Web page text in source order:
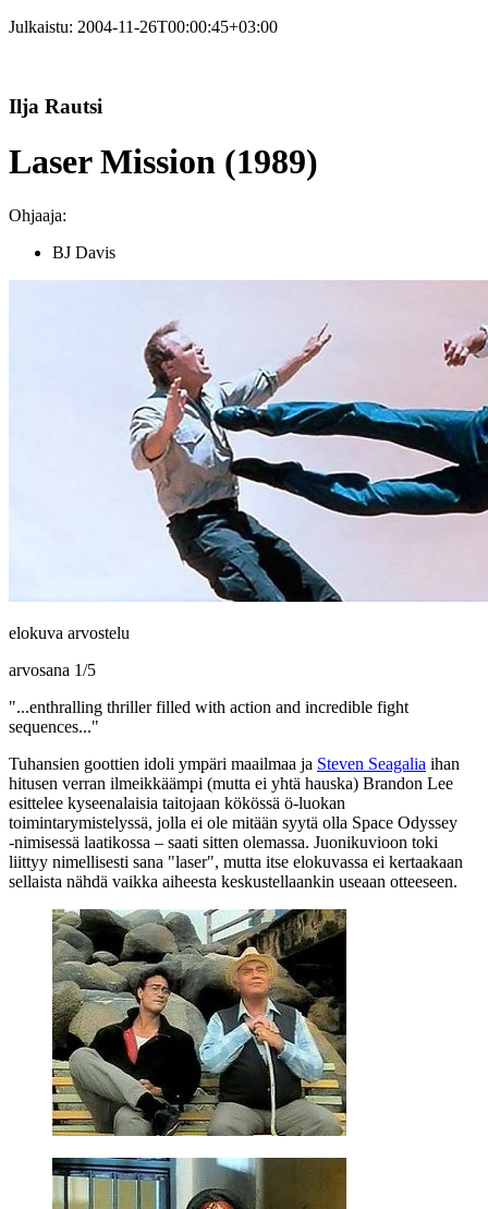
Julkaistu: 2004-11-26T00:00:45+03:00
Ilja Rautsi
Laser Mission (1989)
Ohjaaja:
BJ Davis
elokuva arvostelu
arvosana 1/5
"...enthralling thriller filled with action and incredible fight
sequences..."
Tuhansien goottien idoli ympäri maailmaa ja Steven Seagalia ihan
hitusen verran ilmeikkäämpi (mutta ei yhtä hauska) Brandon Lee
esittelee kyseenalaisia taitojaan kökössä ö‑luokan
toimintarymistelyssä, jolla ei ole mitään syytä olla Space Odyssey
‑nimisessä laatikossa – saati sitten olemassa. Juonikuvioon toki
liittyy nimellisesti sana "laser", mutta itse elokuvassa ei kertaakaan
sellaista nähdä vaikka aiheesta keskustellaankin useaan otteeseen.